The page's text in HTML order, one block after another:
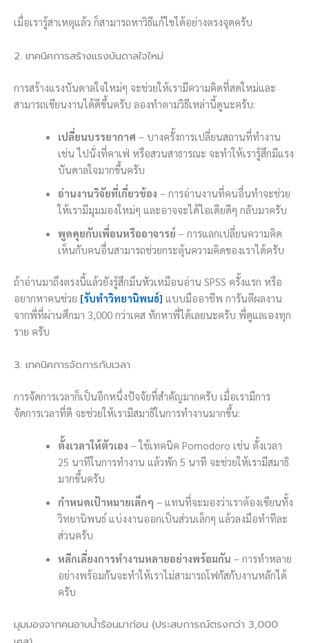
เมื่อเรารู้สาเหตุแล้ว ก็สามารถหาวิธีแก้ไขได้อย่างตรงจุดครับ
2. เทคนิคการสร้างแรงบันดาลใจใหม่
การสร้างแรงบันดาลใจใหม่ๆ จะช่วยให้เรามีความคิดที่สดใหม่และ
สามารถเขียนงานได้ดีขึ้นครับ ลองทำตามวิธีเหล่านี้ดูนะครับ:
เปลี่ยนบรรยากาศ – บางครั้งการเปลี่ยนสถานที่ทำงาน
เช่น ไปนั่งที่คาเฟ่ หรือสวนสาธารณะ จะทำให้เรารู้สึกมีแรง
บันดาลใจมากขึ้นครับ
อ่านงานวิจัยที่เกี่ยวข้อง – การอ่านงานที่คนอื่นทำจะช่วย
ให้เรามีมุมมองใหม่ๆ และอาจจะได้ไอเดียดีๆ กลับมาครับ
พูดคุยกับเพื่อนหรืออาจารย์ – การแลกเปลี่ยนความคิด
เห็นกับคนอื่นสามารถช่วยกระตุ้นความคิดของเราได้ครับ
ถ้าอ่านมาถึงตรงนี้แล้วยังรู้สึกมึนหัวเหมือนอ่าน SPSS ครั้งแรก หรือ
อยากหาคนช่วย [รับทำวิทยานิพนธ์] แบบมืออาชีพ การันตีผลงาน
จากพี่ที่ผ่านศึกมา 3,000 กว่าเคส ทักหาพี่ได้เลยนะครับ พี่ดูแลเองทุก
ราย ครับ
3. เทคนิคการจัดการกับเวลา
การจัดการเวลาก็เป็นอีกหนึ่งปัจจัยที่สำคัญมากครับ เมื่อเรามีการ
จัดการเวลาที่ดี จะช่วยให้เรามีสมาธิในการทำงานมากขึ้น:
ตั้งเวลาให้ตัวเอง – ใช้เทคนิค Pomodoro เช่น ตั้งเวลา
25 นาทีในการทำงาน แล้วพัก 5 นาที จะช่วยให้เรามีสมาธิ
มากขึ้นครับ
กำหนดเป้าหมายเล็กๆ – แทนที่จะมองว่าเราต้องเขียนทั้ง
วิทยานิพนธ์ แบ่งงานออกเป็นส่วนเล็กๆ แล้วลงมือทำทีละ
ส่วนครับ
หลีกเลี่ยงการทำงานหลายอย่างพร้อมกัน – การทำหลาย
อย่างพร้อมกันจะทำให้เราไม่สามารถโฟกัสกับงานหลักได้
ครับ
มุมมองจากคนอาบน้ำร้อนมาก่อน (ประสบการณ์ตรงกว่า 3,000